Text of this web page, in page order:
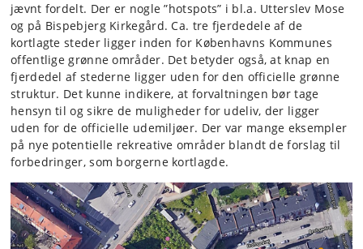
jævnt fordelt. Der er nogle ”hotspots” i bl.a. Utterslev Mose
og på Bispebjerg Kirkegård. Ca. tre fjerdedele af de
kortlagte steder ligger inden for Københavns Kommunes
offentlige grønne områder. Det betyder også, at knap en
fjerdedel af stederne ligger uden for den officielle grønne
struktur. Det kunne indikere, at forvaltningen bør tage
hensyn til og sikre de muligheder for udeliv, der ligger
uden for de officielle udemiljøer. Der var mange eksempler
på nye potentielle rekreative områder blandt de forslag til
forbedringer, som borgerne kortlagde.